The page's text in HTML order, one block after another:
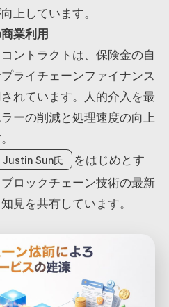
上しています。
業利用
ントラクトは、保険金の自
ライチェーンファイナンス
れています。人的介入を最
ーの削減と処理速度の向上
Justin Sun氏
をはじめとす
ロックチェーン技術の最新
見を共有しています。